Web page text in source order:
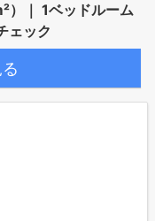
）｜ 1ベッドルーム
ェック